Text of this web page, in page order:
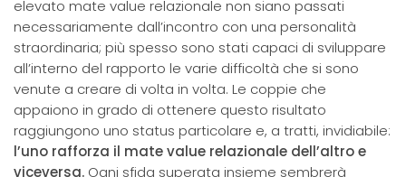
elevato mate value relazionale non siano passati
necessariamente dall’incontro con una personalità
straordinaria; più spesso sono stati capaci di sviluppare
all’interno del rapporto le varie difficoltà che si sono
venute a creare di volta in volta. Le coppie che
appaiono in grado di ottenere questo risultato
raggiungono uno status particolare e, a tratti, invidiabile:
l’uno rafforza il mate value relazionale dell’altro e
viceversa. Ogni sfida superata insieme sembrerà